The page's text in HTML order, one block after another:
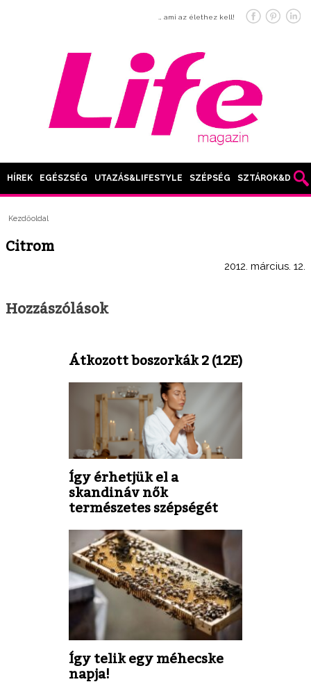
… ami az élethez kell!
HÍREK EGÉSZSÉG UTAZÁS&LIFESTYLE SZÉPSÉG SZTÁROK&DIVAT
Kezdőoldal
Citrom
2012. március. 12.
Hozzászólások
Átkozott boszorkák 2 (12E)
Így érhetjük el a
skandináv nők
természetes szépségét
Így telik egy méhecske
napja!